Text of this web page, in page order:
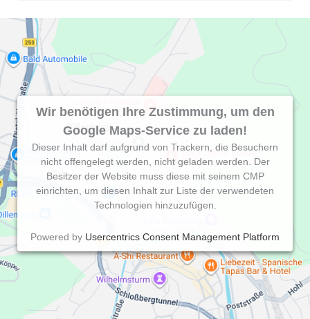
Wir benötigen Ihre Zustimmung, um den
Google Maps-Service zu laden!
Dieser Inhalt darf aufgrund von Trackern, die Besuchern
nicht offengelegt werden, nicht geladen werden. Der
Besitzer der Website muss diese mit seinem CMP
einrichten, um diesen Inhalt zur Liste der verwendeten
Technologien hinzuzufügen.
Powered by Usercentrics Consent Management Platform